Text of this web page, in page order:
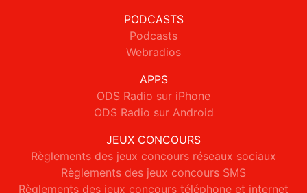
PODCASTS
Podcasts
Webradios
APPS
ODS Radio sur iPhone
ODS Radio sur Android
JEUX CONCOURS
Règlements des jeux concours réseaux sociaux
Règlements des jeux concours SMS
Règlements des jeux concours téléphone et internet